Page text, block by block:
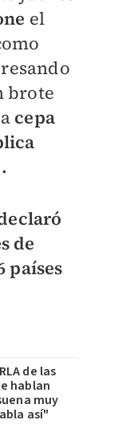
el
brote
cepa
de
países
de las
hablan
muy
así"